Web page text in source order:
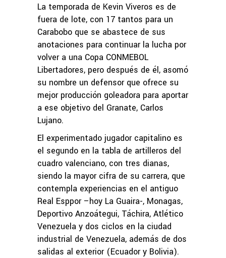
La temporada de Kevin Viveros es de
fuera de lote, con 17 tantos para un
Carabobo que se abastece de sus
anotaciones para continuar la lucha por
volver a una Copa CONMEBOL
Libertadores, pero después de él, asomó
su nombre un defensor que ofrece su
mejor producción goleadora para aportar
a ese objetivo del Granate, Carlos
Lujano.
El experimentado jugador capitalino es
el segundo en la tabla de artilleros del
cuadro valenciano, con tres dianas,
siendo la mayor cifra de su carrera, que
contempla experiencias en el antiguo
Real Esppor –hoy La Guaira-, Monagas,
Deportivo Anzoátegui, Táchira, Atlético
Venezuela y dos ciclos en la ciudad
industrial de Venezuela, además de dos
salidas al exterior (Ecuador y Bolivia).